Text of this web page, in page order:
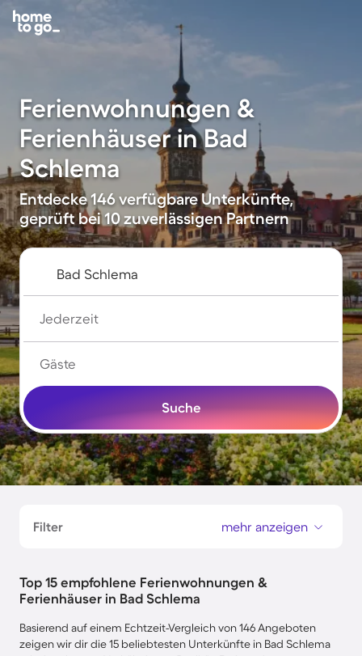
Ferienwohnungen &
Ferienhäuser in Bad
Schlema
Entdecke 146 verfügbare Unterkünfte,
geprüft bei 10 zuverlässigen Partnern
Jederzeit
Gäste
Suche
Filter mehr anzeigen
Top 15 empfohlene Ferienwohnungen &
Ferienhäuser in Bad Schlema
Basierend auf einem Echtzeit-Vergleich von 146 Angeboten
zeigen wir dir die 15 beliebtesten Unterkünfte in Bad Schlema